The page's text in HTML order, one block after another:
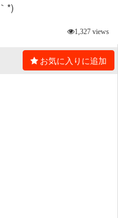
*)
1,327 views
お気に入りに追加